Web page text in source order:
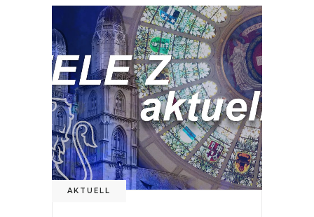
AKTUELL